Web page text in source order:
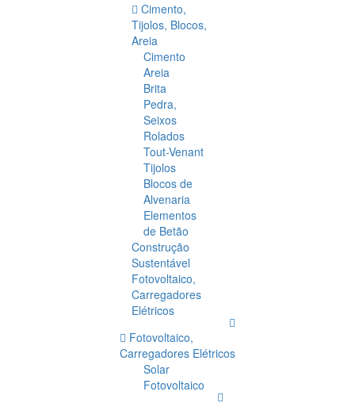
Cimento,
Tijolos, Blocos,
Areia
Cimento
Areia
Brita
Pedra,
Seixos
Rolados
Tout-Venant
Tijolos
Blocos de
Alvenaria
Elementos
de Betão
Construção
Sustentável
Fotovoltaico,
Carregadores
Elétricos
Fotovoltaico,
Carregadores Elétricos
Solar
Fotovoltaico